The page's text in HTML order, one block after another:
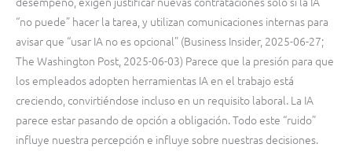
“no puede” hacer la tarea, y utilizan comunicaciones internas para
avisar que “usar IA no es opcional” (Business Insider, 2025-06-27;
The Washington Post, 2025-06-03) Parece que la presión para que
los empleados adopten herramientas IA en el trabajo está
creciendo, convirtiéndose incluso en un requisito laboral. La IA
parece estar pasando de opción a obligación. Todo este “ruido”
influye nuestra percepción e influye sobre nuestras decisiones.